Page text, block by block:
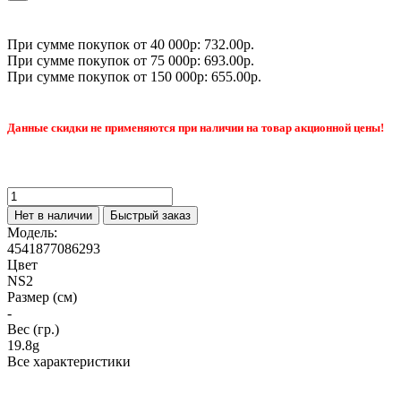
При сумме покупок от 40 000р: 732.00р.
При сумме покупок от 75 000р: 693.00р.
При сумме покупок от 150 000р: 655.00р.
Данные скидки не применяются при наличии на товар акционной цены!
Нет в наличии Быстрый заказ
Модель:
4541877086293
Цвет
NS2
Размер (см)
-
Вес (гр.)
19.8g
Все характеристики